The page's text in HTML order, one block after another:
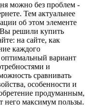
можно без проблем -
Тем актуальнее
об этом элементе
решили купить
на сайте, как
каждого
вариант
и
сравнивать
особенности и
продуманным,
него максимум пользы.